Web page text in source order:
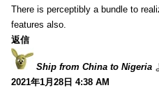
There is perceptibly a bundle to
features also.
返信
Ship from China to Nigeria
2021年1月28日 4:38 AM